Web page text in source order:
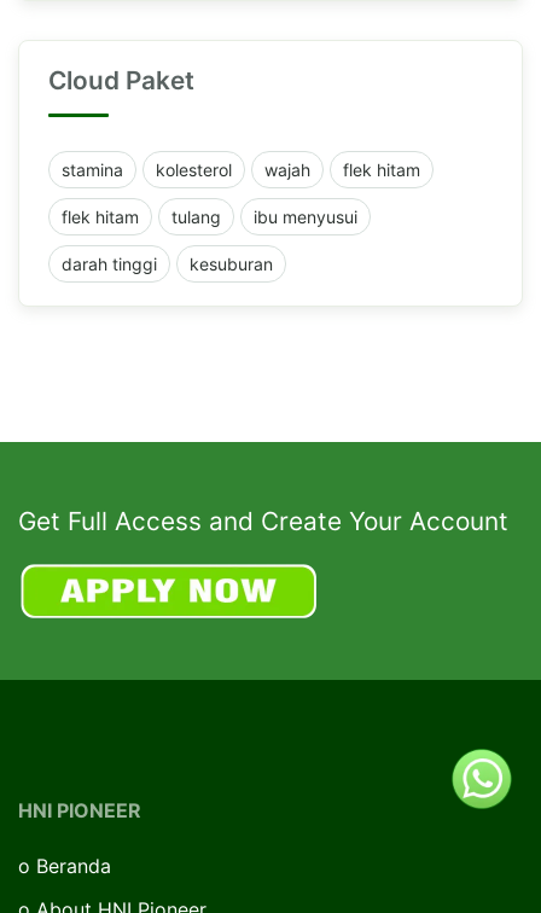
Cloud Paket
stamina kolesterol wajah flek hitam
flek hitam tulang ibu menyusui
darah tinggi kesuburan
Get Full Access and Create Your Account
HNI PIONEER
o Beranda